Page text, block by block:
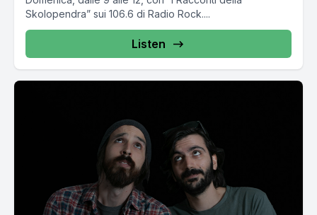
Skolopendra” sui 106.6 di Radio Rock....
Listen